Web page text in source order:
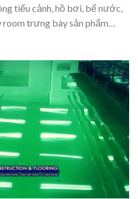
tiểu cảnh, hồ bơi, bể nước,
room trưng bày sản phẩm…